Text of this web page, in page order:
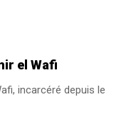
el Wafi
incarcéré depuis le